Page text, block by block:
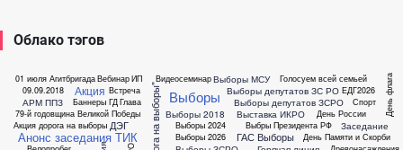
Облако тэгов
01 июля
09.09.2018
79-й годовщина Великой Победы
АРМ ППЗ
Агитбригада
Акция
Акция дорога на выборы
Анонс заседания ТИК
Баннеры
Вебинар Видеосеминар
Встреча Выборы
Выборы 2018
Выборы 2024
Выборы 2026
Выборы МСУ
Выборы депутатов ЗС РО
Выборы депутатов ЗСРО
Выбры Президента РФ
Выставка ИКРО
ГАС Выборы
ГДГлава
Голосуем всей семьей
ДЭГ
День Памяти и Скорби
День России День флага
ЕДГ2026
Заседание
ИП
Спорт